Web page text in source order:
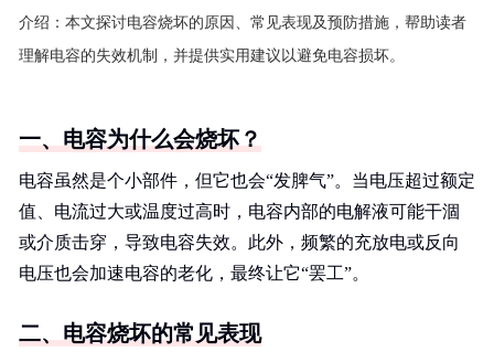
介绍： 本文探讨电容烧坏的原因、常见表现及预防措施，帮助读者
理解电容的失效机制，并提供实用建议以避免电容损坏。
一、电容为什么会烧坏？
电容虽然是个小部件，但它也会“发脾气”。当电压超过额定
值、电流过大或温度过高时，电容内部的电解液可能干涸
或介质击穿，导致电容失效。此外，频繁的充放电或反向
电压也会加速电容的老化，最终让它“罢工”。
二、电容烧坏的常见表现